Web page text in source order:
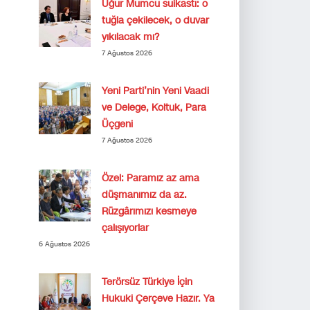
Uğur Mumcu suikastı: o
tuğla çekilecek, o duvar
yıkılacak mı?
7 Ağustos 2026
Yeni Parti’nin Yeni Vaadi
ve Delege, Koltuk, Para
Üçgeni
7 Ağustos 2026
Özel: Paramız az ama
düşmanımız da az.
Rüzgârımızı kesmeye
çalışıyorlar
6 Ağustos 2026
Terörsüz Türkiye İçin
Hukuki Çerçeve Hazır. Ya